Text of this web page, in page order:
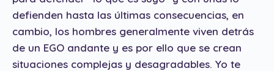
defienden hasta las últimas consecuencias, en
cambio, los hombres generalmente viven detrás
de un EGO andante y es por ello que se crean
situaciones complejas y desagradables. Yo te